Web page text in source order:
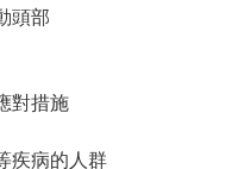
頭部
對措施
疾病的人群